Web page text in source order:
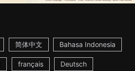
简体中文 Bahasa Indonesia
français Deutsch